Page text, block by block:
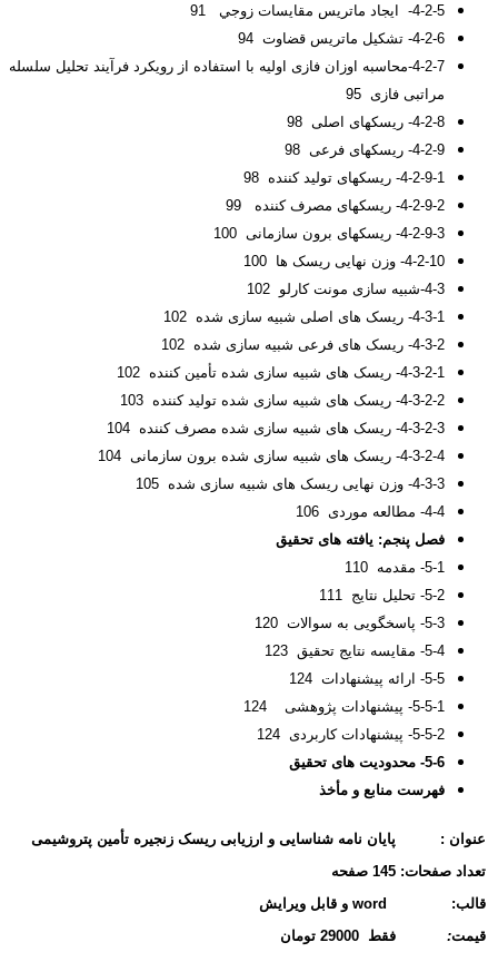
4-2-5- ايجاد ماتريس مقايسات زوجي 91
4-2-6- تشکیل ماتریس قضاوت 94
4-2-7-محاسبه اوزان فازی اولیه با استفاده از رویکرد فرآیند تحلیل سلسله
مراتبی فازی 95
4-2-8- ریسک­های اصلی 98
4-2-9- ریسک­های فرعی 98
4-2-9-1- ریسک­های تولید کننده 98
4-2-9-2- ریسک­های مصرف کننده 99
4-2-9-3- ریسک­های برون سازمانی 100
4-2-10- وزن نهایی ریسک ها 100
4-3-شبیه سازی مونت کارلو 102
4-3-1- ریسک های اصلی شبیه سازی شده 102
4-3-2- ریسک های فرعی شبیه سازی شده 102
4-3-2-1- ریسک های شبیه سازی شده تأمین کننده 102
4-3-2-2- ریسک های شبیه سازی شده تولید کننده 103
4-3-2-3- ریسک های شبیه سازی شده مصرف کننده 104
4-3-2-4- ریسک های شبیه سازی شده برون سازمانی 104
4-3-3- وزن نهایی ریسک های شبیه سازی شده 105
4-4- مطالعه موردی 106
فصل پنجم: یافته های تحقیق
5-1- مقدمه 110
5-2- تحلیل نتایج 111
5-3- پاسخگویی به سوالات 120
5-4- مقایسه نتایج تحقیق 123
5-5- ارائه پیشنهادات 124
5-5-1- پیشنهادات پژوهشی 124
5-5-2- پیشنهادات کاربردی 124
5-6- محدودیت های تحقیق
فهرست منابع و مأخذ
عنوان :
پایان نامه شناسایی و ارزیابی ریسک زنجیره تأمین پتروشیمی
تعداد صفحات: 145 صفحه
قالب:
قیمت: فقط 29000 تومان